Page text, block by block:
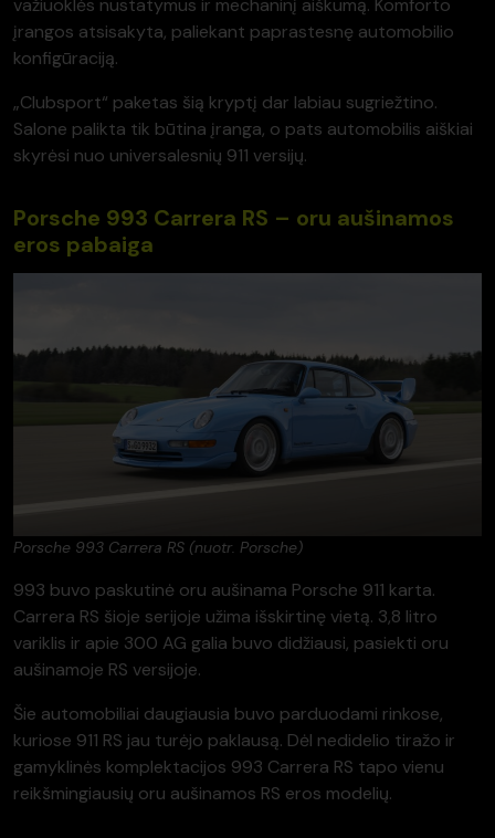
važiuoklės nustatymus ir mechaninį aiškumą. Komforto
įrangos atsisakyta, paliekant paprastesnę automobilio
konfigūraciją.
„Clubsport“ paketas šią kryptį dar labiau sugriežtino.
Salone palikta tik būtina įranga, o pats automobilis aiškiai
skyrėsi nuo universalesnių 911 versijų.
Porsche 993 Carrera RS – oru aušinamos
eros pabaiga
Porsche 993 Carrera RS (nuotr. Porsche)
993 buvo paskutinė oru aušinama Porsche 911 karta.
Carrera RS šioje serijoje užima išskirtinę vietą. 3,8 litro
variklis ir apie 300 AG galia buvo didžiausi, pasiekti oru
aušinamoje RS versijoje.
Šie automobiliai daugiausia buvo parduodami rinkose,
kuriose 911 RS jau turėjo paklausą. Dėl nedidelio tiražo ir
gamyklinės komplektacijos 993 Carrera RS tapo vienu
reikšmingiausių oru aušinamos RS eros modelių.